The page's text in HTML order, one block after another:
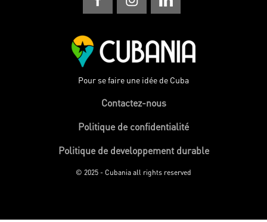
Pour se faire une idée de Cuba
Contactez-nous
Politique de confidentialité
Politique de developpement durable
© 2025 - Cubania all rights reserved